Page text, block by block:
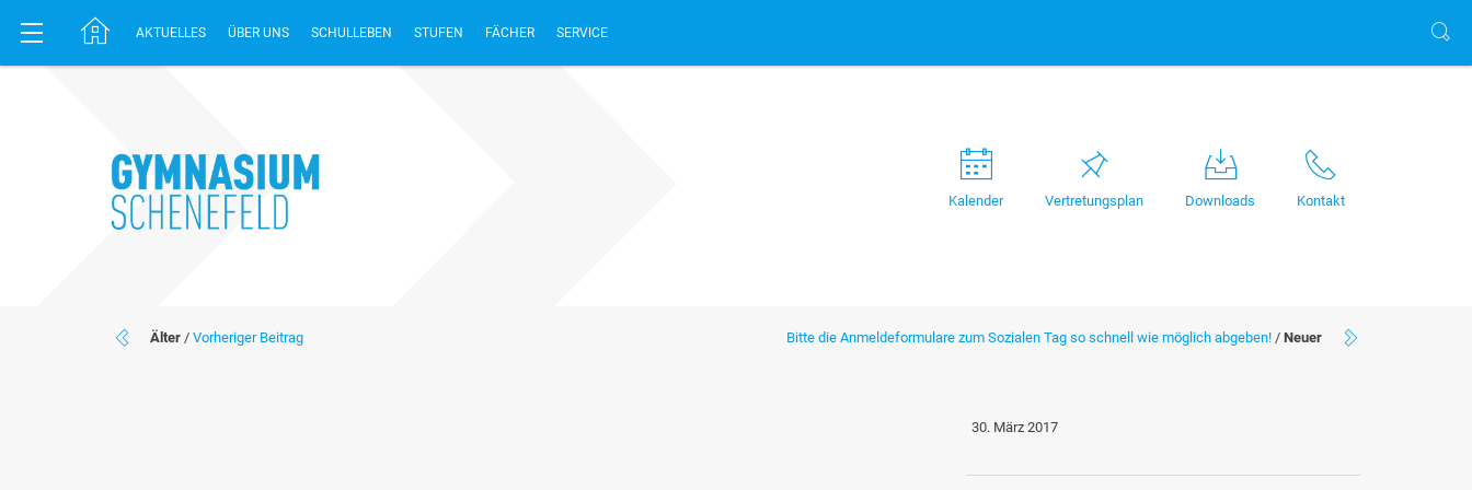
AKTUELLES ÜBER UNS SCHULLEBEN STUFEN FÄCHER SERVICE
Kalender Vertretungsplan Downloads Kontakt
Bitte die Anmeldeformulare zum Sozialen Tag so schnell wie möglich abgeben! / Neuer
Älter / Vorheriger Beitrag
30. März 2017